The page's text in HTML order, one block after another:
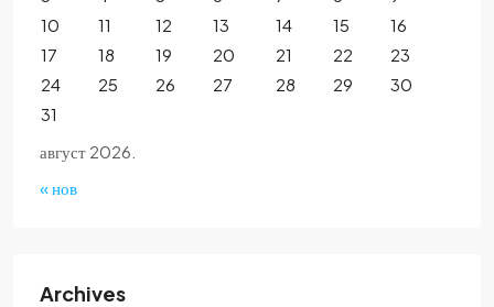
август 2026.
10
11 12 13 14 15
16
17
18 19 20 21 22
23
24
25 26 27 28 29
30
31
« нов
Archives